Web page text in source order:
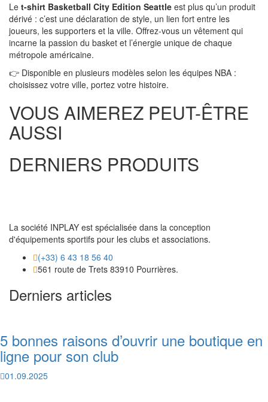
Le t-shirt Basketball City Edition Seattle est plus qu’un produit
dérivé : c’est une déclaration de style, un lien fort entre les
joueurs, les supporters et la ville. Offrez-vous un vêtement qui
incarne la passion du basket et l’énergie unique de chaque
métropole américaine.
👉 Disponible en plusieurs modèles selon les équipes NBA :
choisissez votre ville, portez votre histoire.
VOUS AIMEREZ PEUT-ÊTRE
AUSSI
DERNIERS PRODUITS
La société INPLAY est spécialisée dans la conception
d'équipements sportifs pour les clubs et associations.
(+33) 6 43 18 56 40
561 route de Trets 83910 Pourrières.
Derniers articles
5 bonnes raisons d’ouvrir une boutique en
ligne pour son club
01.09.2025